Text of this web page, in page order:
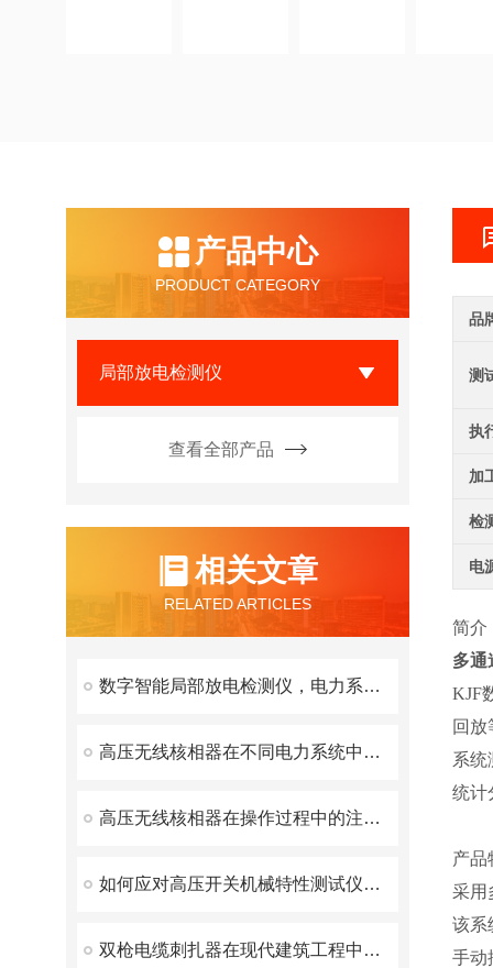
产品中心
PRODUCT CATEGORY
局部放电检测仪
查看全部产品
相关文章
RELATED ARTICLES
数字智能局部放电检测仪，电力系统的绝缘状态守护者
高压无线核相器在不同电力系统中的适用性如何？
高压无线核相器在操作过程中的注意事项
如何应对高压开关机械特性测试仪常见的故障
双枪电缆刺扎器在现代建筑工程中的应用
品
测
执
加
检
电
简介
多通
KJF
回放
系统
统计
产品
采用
该系
手动